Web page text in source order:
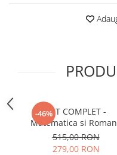
-46%SET COMPLET -
Matematica si
Clasa 1 | 15 caiete
tiparite - peste 800
515,00 RON
279,00 RON